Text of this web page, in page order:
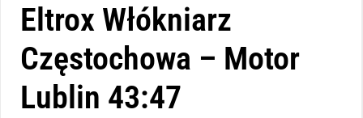
Eltrox Włókniarz
Częstochowa – Motor
Lublin 43:47